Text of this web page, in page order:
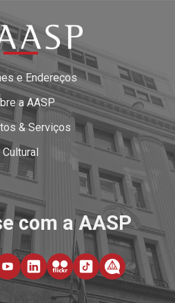
e Endereços
a AASP
& Serviços
Cultural
com a AASP